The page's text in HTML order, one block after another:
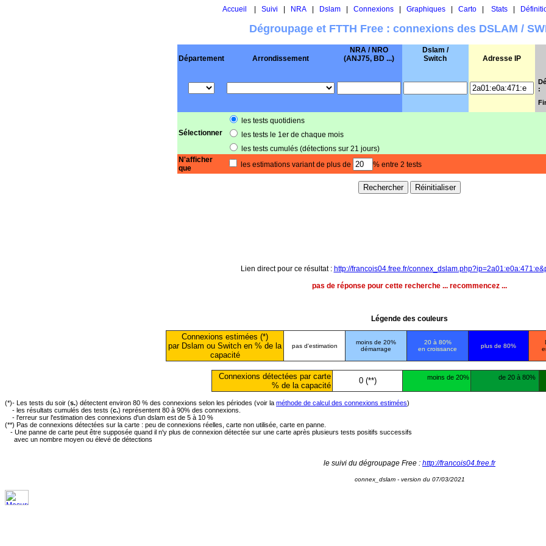
Accueil Suivi NRA| Dslam| Connexions| Graphiques| Carto| Stats|
Dégroupage et FTTH Free : connexions des DSLAM /
Département Arrondissement
NRA / NRO
(ANJ75, BD ...)
Dslam /
Switch
Adresse IP
:
Sélectionner
les tests quotidiens
les tests le 1er de chaque mois
les tests cumulés (détections sur 21 jours)
N'afficher
que
les estimations variant de plus de % entre 2 tests
Lien direct pour ce résultat : http://francois04.free.fr/
pas de réponse pour cette recherche ... recommencez ...
Légende des couleurs
Connexions estimées (*)
par Dslam ou Switch en % de la
capacité
pas d'estimation
moins de 20%
démarrage
20 à 80%
en croissance
plus de 80%
Connexions détectées par carte
% de la capacité
0 (**) moins de 20% de 20 à 80%
(*)- Les tests du soir (s.) détectent environ 80 % des connexions selon les périodes (voir la méthode de calcul des connexions estimées)
- les résultats cumulés des tests (c.) représentent 80 à 90% des connexions.
- l'erreur sur l'estimation des connexions d'un dslam est de 5 à 10 %
(**) Pas de connexions détectées sur la carte : peu de connexions réelles, carte non utilisée, carte en panne.
- Une panne de carte peut être supposée quand il n'y plus de connexion détectée sur une carte après plusieurs tests positifs successifs
avec un nombre moyen ou élevé de détections
le suivi du dégroupage Free : http://francois04.free.fr
connex_dslam - version du 07/03/2021